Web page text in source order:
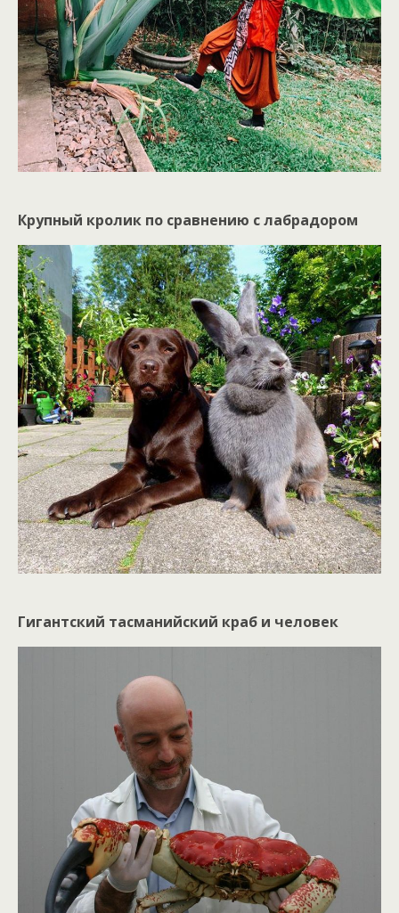
Крупный кролик по сравнению с лабрадором
Гигантский тасманийский краб и человек